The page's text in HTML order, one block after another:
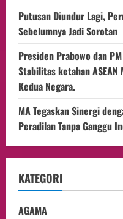
Putusan Diundur Lagi,
Sebelumnya Jadi Sorotan
Presiden Prabowo dan
Stabilitas ketahan
Kedua Negara.
MA Tegaskan Sinergi
Peradilan Tanpa Ganggu
KATEGORI
AGAMA